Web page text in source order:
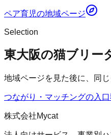
ペア育児の地域ページ
Selection
東大阪の猫ブリー
地域ページを見た後に、同
つながり・マッチングの入口
株式会社Mycat